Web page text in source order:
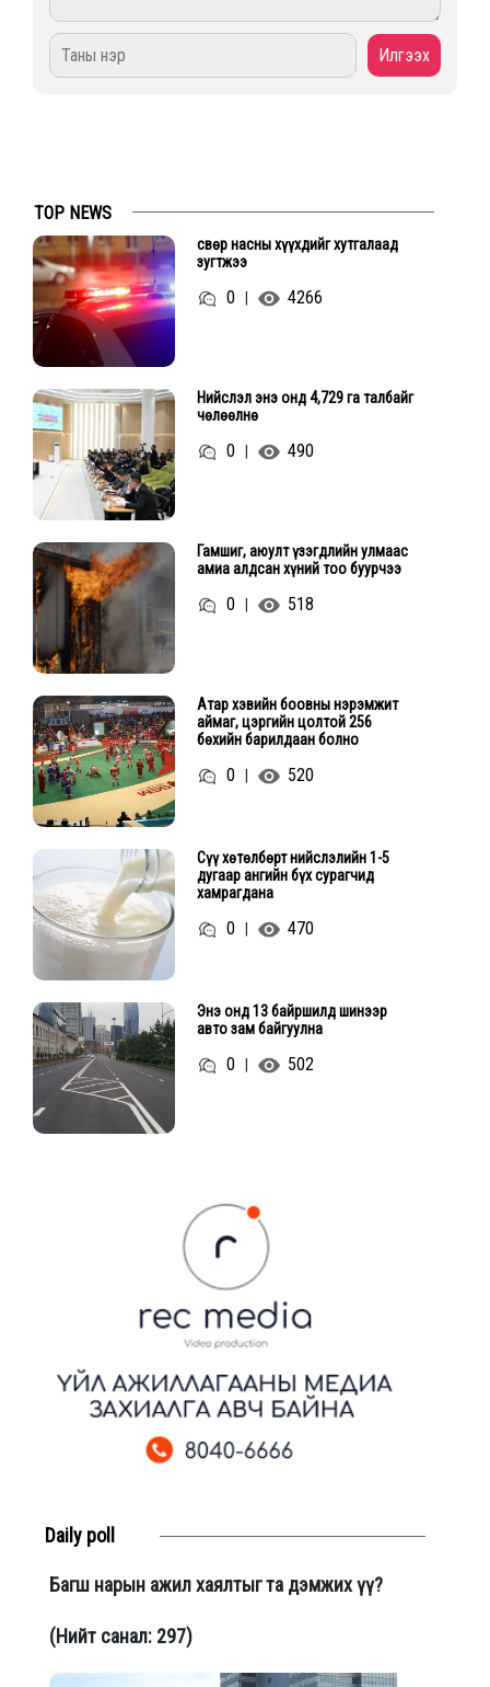
TOP NEWS
Өсвөр насны хүүхдийг хутгалаад
зугтжээ
0 4266
Нийслэл энэ онд 4,729 га талбайг
чөлөөлнө
0 490
Гамшиг, аюулт үзэгдлийн улмаас
амиа алдсан хүний тоо буурчээ
0 518
Атар хэвийн боовны нэрэмжит
аймаг, цэргийн цолтой 256
бөхийн барилдаан болно
0 520
Сүү хөтөлбөрт нийслэлийн 1-5
дугаар ангийн бүх сурагчид
хамрагдана
0 470
Энэ онд 13 байршилд шинээр
авто зам байгуулна
0 502
Daily poll
Багш нарын ажил хаялтыг та дэмжих үү?
(Нийт санал: 297)